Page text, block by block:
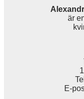
är
E-